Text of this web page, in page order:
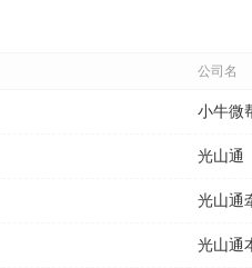
公司名
小牛微
光山通
光山通
光山通